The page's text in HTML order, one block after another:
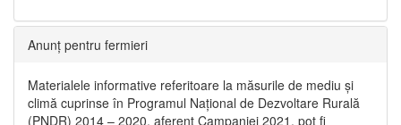
Anunț pentru fermieri
Materialele informative referitoare la măsurile de mediu și
climă cuprinse în Programul Național de Dezvoltare Rurală
(PNDR) 2014 – 2020, aferent Campaniei 2021, pot fi